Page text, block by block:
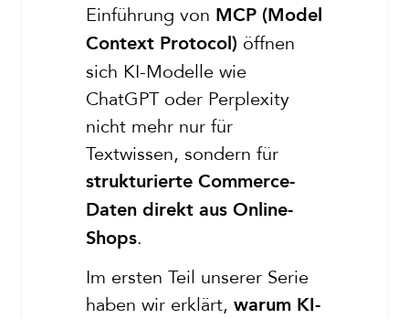
Einführung von MCP (Model
Context Protocol) öffnen
sich KI-Modelle wie
ChatGPT oder Perplexity
nicht mehr nur für
Textwissen, sondern für
strukturierte Commerce-
Daten direkt aus Online-
Shops.
Im ersten Teil unserer Serie
haben wir erklärt, warum KI-